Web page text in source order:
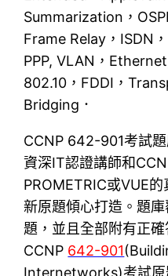
Summarization，
Frame Relay，ISDN
PPP, VLAN，
802.10，FDDI，
Bridging．
CCNP 642-901考試
資深IT認證講師和
PROMETRIC或VUE
新原題傾心打造。題
題，並且全部附有正
CCNP 642-901
Internetworks)考試